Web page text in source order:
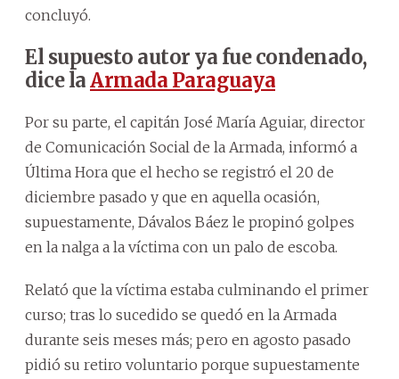
concluyó.
El supuesto autor ya fue condenado,
dice laArmada Paraguaya
Por su parte, el capitán José María Aguiar, director
de Comunicación Social de la Armada, informó a
Última Hora que el hecho se registró el 20 de
diciembre pasado y que en aquella ocasión,
supuestamente, Dávalos Báez le propinó golpes
en la nalga a la víctima con un palo de escoba.
Relató que la víctima estaba culminando el primer
curso; tras lo sucedido se quedó en la Armada
durante seis meses más; pero en agosto pasado
pidió su retiro voluntario porque supuestamente